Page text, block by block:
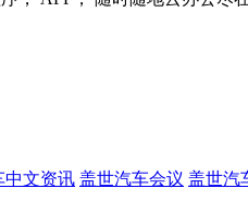
中文资讯 盖世汽车会议 盖世汽